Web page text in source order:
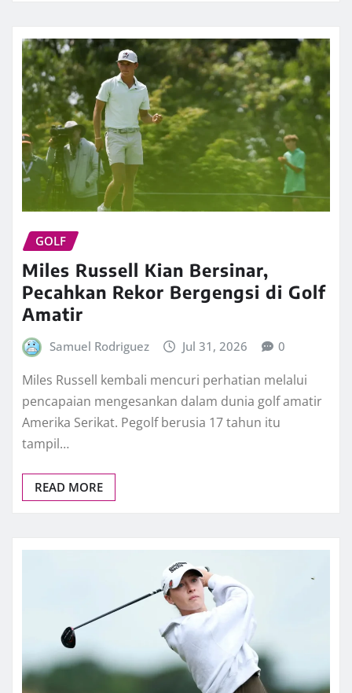
GOLF
Miles Russell Kian Bersinar,
Pecahkan Rekor Bergengsi di Golf
Amatir
Samuel Rodriguez Jul 31, 2026 0
Miles Russell kembali mencuri perhatian melalui
pencapaian mengesankan dalam dunia golf amatir
Amerika Serikat. Pegolf berusia 17 tahun itu
tampil…
READ MORE